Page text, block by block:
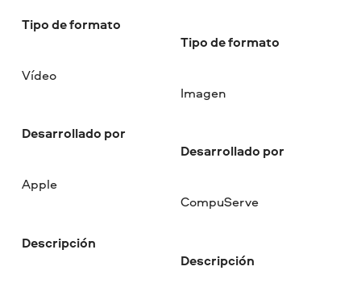
Tipo de formato
Vídeo
Desarrollado por
Apple
Descripción
Tipo de formato
Imagen
Desarrollado por
CompuServe
Descripción